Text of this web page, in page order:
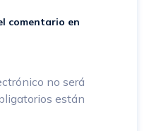
no será
están
comentario en